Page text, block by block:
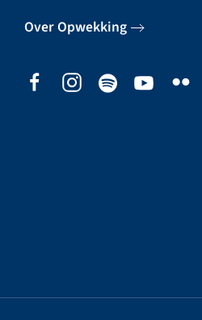
Over Opwekking